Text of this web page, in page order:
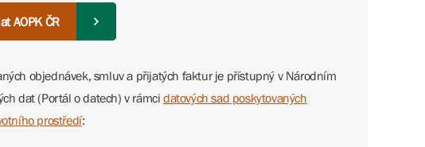
AOPK ČR
objednávek, smluv a přijatých faktur je přístupný v Národním
dat (Portál o datech) v rámcidatových sad poskytovaných
prostředí: